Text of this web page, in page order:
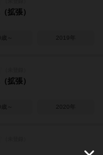
拡張）
～ 2019年
拡張）
～ 2020年